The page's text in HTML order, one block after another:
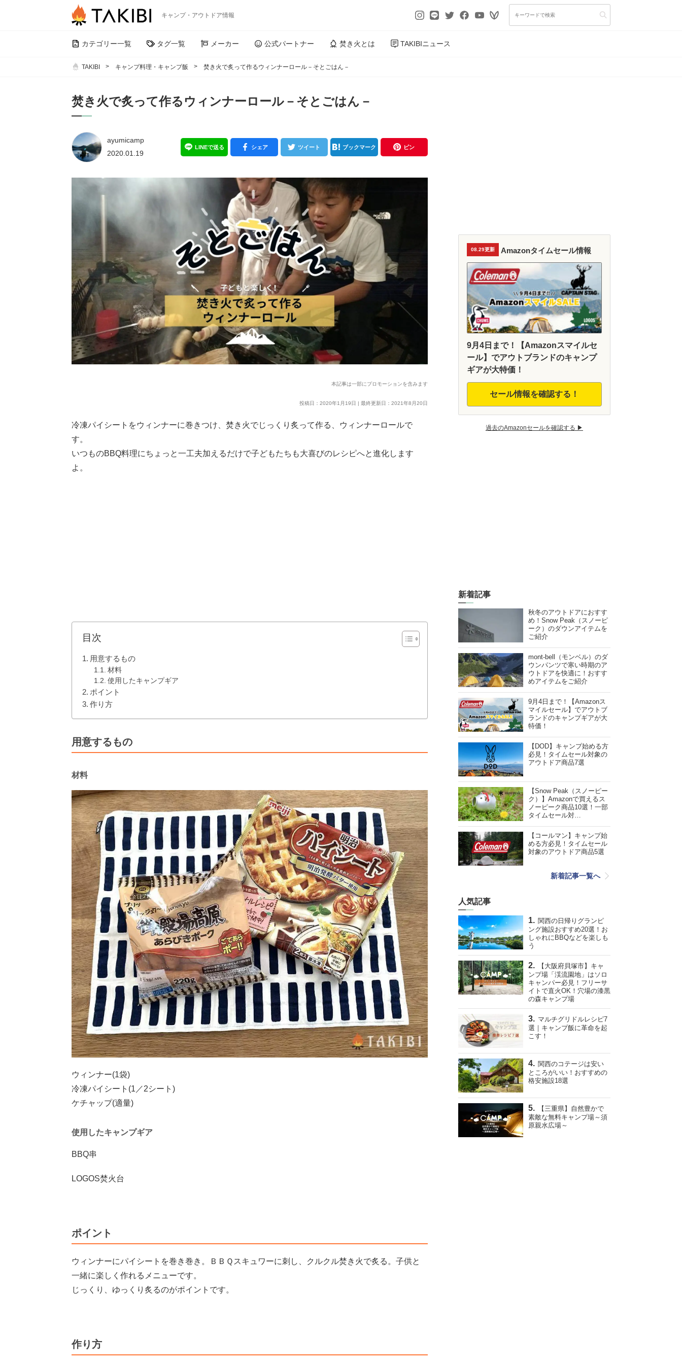
キャンプ・アウトドア情報
カテゴリー一覧 タグ一覧 メーカー 公式パートナー 焚き火とは TAKIBIニュース
TAKIBI キャンプ料理・キャンプ飯 焚き火で炙って作るウィンナーロール－そとごはん－
焚き火で炙って作るウィンナーロール－そとごはん－
ayumicamp
2020.01.19
LINEで送る シェア ツイート ブックマーク ピン
本記事は一部にプロモーションを含みます
投稿日：2020年1月19日 | 最終更新日：2021年8月20日
冷凍パイシートをウィンナーに巻きつけ、焚き火でじっくり炙って作る、ウィンナーロールで
す。
いつものBBQ料理にちょっと一工夫加えるだけで子どもたちも大喜びのレシピへと進化します
よ。
目次
用意するもの
材料
使用したキャンプギア
ポイント
作り方
用意するもの
材料
ウィンナー(1袋)
冷凍パイシート(1／2シート)
ケチャップ(適量)
使用したキャンプギア
BBQ串
LOGOS焚火台
ポイント
ウィンナーにパイシートを巻き巻き。ＢＢＱスキュワーに刺し、クルクル焚き火で炙る。子供と
一緒に楽しく作れるメニューです。
じっくり、ゆっくり炙るのがポイントです。
作り方
08.29更新 Amazonタイムセール情報
9月4日まで！【Amazonスマイルセ
ール】でアウトブランドのキャンプ
ギアが大特価！
セール情報を確認する！
過去のAmazonセールを確認する ▶︎
新着記事
秋冬のアウトドアにおすす
め！Snow Peak（スノーピ
ーク）のダウンアイテムを
ご紹介
mont-bell（モンベル）のダ
ウンパンツで寒い時期のア
ウトドアを快適に！おすす
めアイテムをご紹介
9月4日まで！【Amazonス
マイルセール】でアウトブ
ランドのキャンプギアが大
特価！
【DOD】キャンプ始める方
必見！タイムセール対象の
アウトドア商品7選
【Snow Peak（スノーピー
ク）】Amazonで買えるス
ノーピーク商品10選！一部
タイムセール対…
【コールマン】キャンプ始
める方必見！タイムセール
対象のアウトドア商品5選
新着記事一覧へ
人気記事
関西の日帰りグランピ
ング施設おすすめ20選！お
しゃれにBBQなどを楽しも
う
【大阪府貝塚市】キャ
ンプ場「渓流園地」はソロ
キャンパー必見！フリーサ
イトで直火OK！穴場の漆黒
の森キャンプ場
マルチグリドルレシピ7
選｜キャンプ飯に革命を起
こす！
関西のコテージは安い
ところがいい！おすすめの
格安施設18選
【三重県】自然豊かで
素敵な無料キャンプ場～須
原親水広場～